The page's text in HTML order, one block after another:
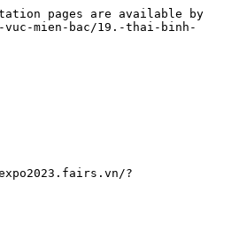
pages are available by
mien-bac/19.-thai-binh-
?